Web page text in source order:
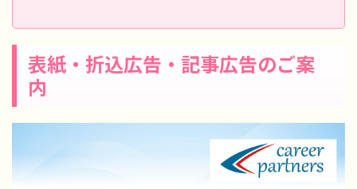
表紙・折込広告・記事広告のご案
内